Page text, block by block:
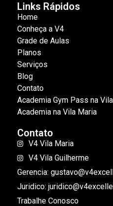
Links Rápidos
Home
Conheça a V4
Grade de Aulas
Planos
Serviços
Blog
Contato
Academia Gym Pass na
Academia na Vila Maria
Contato
V4 Vila Maria
V4 Vila Guilherme
Gerencia:
Juridico:
Trabalhe Conosco